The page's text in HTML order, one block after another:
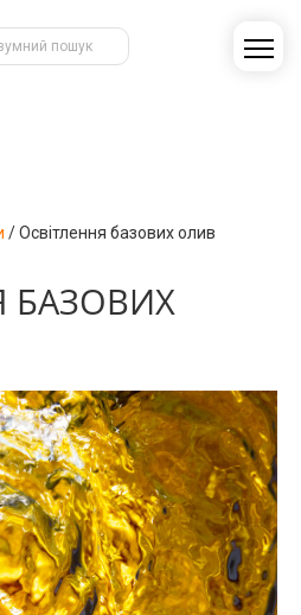
/Освітлення базових олив
БАЗОВИХ